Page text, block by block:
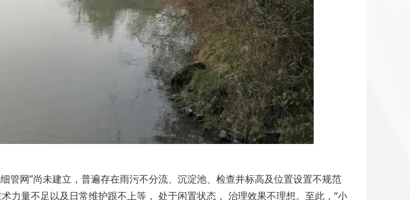
管网”尚未建立，普遍存在雨污不分流、沉淀池、检查井标高及位置设置不规范
量不足以及日常维护跟不上等， 处于闲置状态， 治理效果不理想。至此，“小